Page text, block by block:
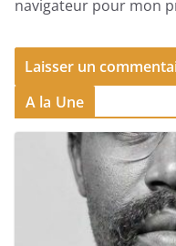
navigateur pour mon
A la Une